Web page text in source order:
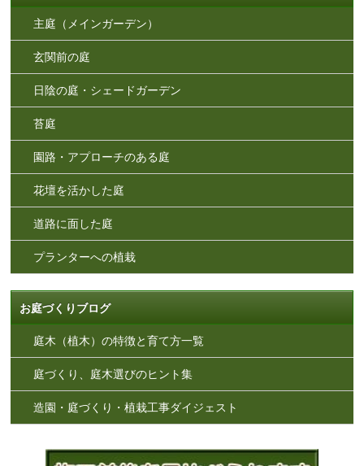
主庭（メインガーデン）
玄関前の庭
日陰の庭・シェードガーデン
苔庭
園路・アプローチのある庭
花壇を活かした庭
道路に面した庭
プランターへの植栽
お庭づくりブログ
庭木（植木）の特徴と育て方一覧
庭づくり、庭木選びのヒント集
造園・庭づくり・植栽工事ダイジェスト